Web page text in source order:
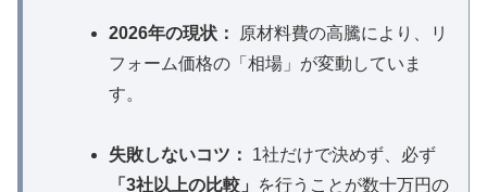
2026年の現状：
原材料費の高騰により、リ
フォーム価格の「相場」が変動していま
す。
失敗しないコツ：
1社だけで決めず、必ず
「3社以上の比較」
を行うことが数十万円の